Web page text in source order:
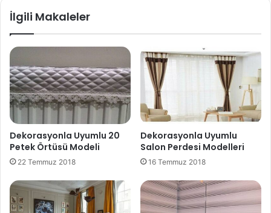
İlgili Makaleler
Dekorasyonla Uyumlu 20
Petek Örtüsü Modeli
22 Temmuz 2018
Dekorasyonla Uyumlu
Salon Perdesi Modelleri
16 Temmuz 2018